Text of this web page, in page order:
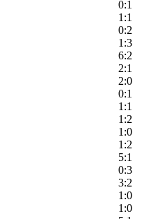
0:1
1:1
0:2
1:3
6:2
2:1
2:0
0:1
1:1
1:2
1:0
1:2
5:1
0:3
3:2
1:0
1:0